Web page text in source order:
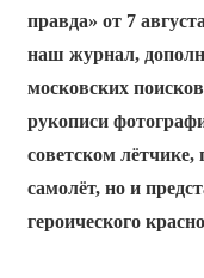
правда» от 7
наш журнал,
московских
рукописи
советском
самолёт, но и
героического